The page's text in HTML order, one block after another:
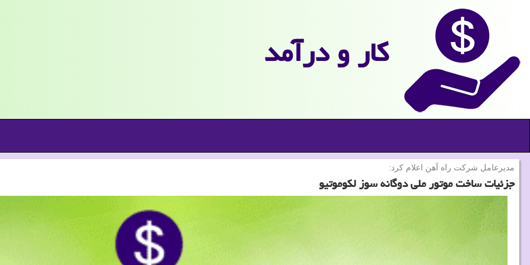
كار و درآمد
مدیرعامل شركت راه آهن اعلام كرد:
جزئیات ساخت موتور ملی دوگانه سوز لكوموتیو